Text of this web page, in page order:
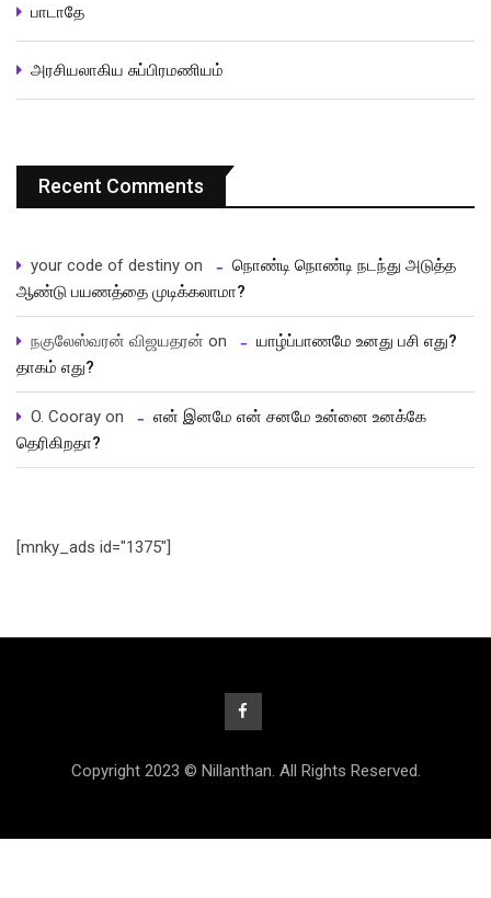
பாடாதே
அரசியலாகிய சுப்பிரமணியம்
Recent Comments
your code of destiny on
நொண்டி நொண்டி நடந்து அடுத்த
ஆண்டு பயணத்தை முடிக்கலாமா?
நகுலேஸ்வரன் விஜயதரன் on
யாழ்ப்பாணமே உனது பசி எது?
தாகம் எது?
O. Cooray on
என் இனமே என் சனமே உன்னை உனக்கே
தெரிகிறதா?
[mnky_ads id="1375"]
Copyright 2023 © Nillanthan. All Rights Reserved.